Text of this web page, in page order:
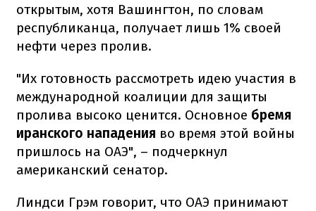
открытым, хотя Вашингтон, по словам
республиканца, получает лишь 1% своей
нефти через пролив.
"Их готовность рассмотреть идею участия в
международной коалиции для защиты
пролива высоко ценится. Основное бремя
иранского нападения во время этой войны
пришлось на ОАЭ", – подчеркнул
американский сенатор.
Линдси Грэм говорит, что ОАЭ принимают